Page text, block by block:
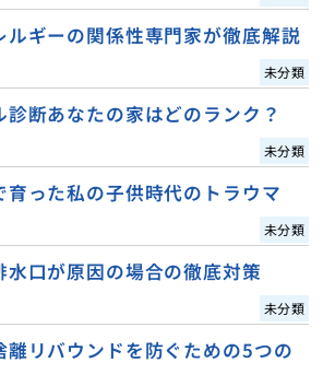
ルギーの関係性専門家が徹底解説
未分類
診断あなたの家はどのランク？
未分類
育った私の子供時代のトラウマ
未分類
水口が原因の場合の徹底対策
未分類
離リバウンドを防ぐための5つの